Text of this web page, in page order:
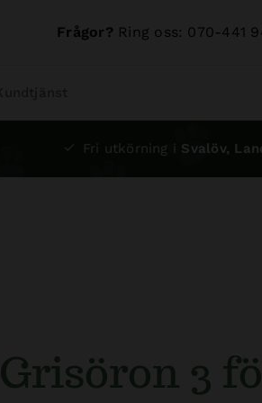
Frågor? Ring oss: 070-441
Fri utkörning i Svalöv,
Grisöron 3